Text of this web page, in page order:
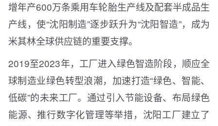
增年产600万条乘用车轮胎生产线及配套半成品生
产线，使“沈阳制造”逐步跃升为“沈阳智造”，成为
米其林全球供应链的重要支撑。
2019至2023年，工厂进入绿色智造阶段，顺应全
球制造业绿色转型浪潮，加速打造“绿色、智能、
低碳”的未来工厂。通过引入节能设备、布局绿色
能源、推行数字化管理等举措，沈阳工厂建立了